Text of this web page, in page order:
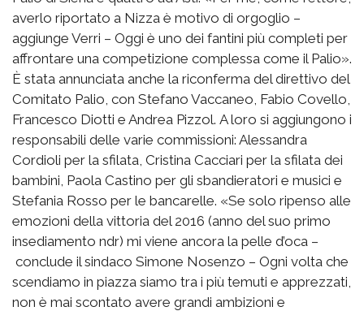
averlo riportato a Nizza è motivo di orgoglio –
aggiunge Verri – Oggi è uno dei fantini più completi per
affrontare una competizione complessa come il Palio».
È stata annunciata anche la riconferma del direttivo del
Comitato Palio, con Stefano Vaccaneo, Fabio Covello,
Francesco Diotti e Andrea Pizzol. A loro si aggiungono i
responsabili delle varie commissioni: Alessandra
Cordioli per la sfilata, Cristina Cacciari per la sfilata dei
bambini, Paola Castino per gli sbandieratori e musici e
Stefania Rosso per le bancarelle. «Se solo ripenso alle
emozioni della vittoria del 2016 (anno del suo primo
insediamento ndr) mi viene ancora la pelle d’oca –
conclude il sindaco Simone Nosenzo – Ogni volta che
scendiamo in piazza siamo tra i più temuti e apprezzati,
non è mai scontato avere grandi ambizioni e